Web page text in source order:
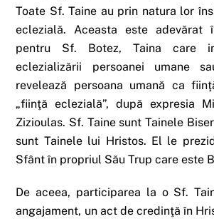
Toate Sf. Taine au prin natura lor
eclezială. Aceasta este adevărat
pentru Sf. Botez, Taina care
eclezializării persoanei umane
revelează persoana umană ca
„fiinţă eclezială”, după expresia
Zizioulas. Sf. Taine sunt Tainele
sunt Tainele lui Hristos. El le
Sfânt în propriul Său Trup care este
De aceea, participarea la o Sf.
angajament, un act de credinţă în